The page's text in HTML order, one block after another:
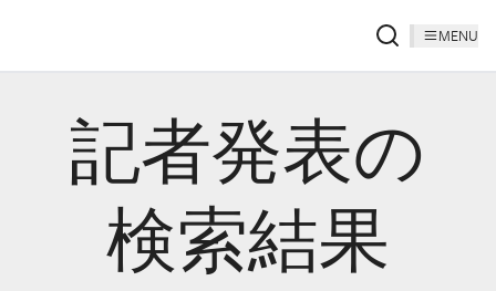
MENU
記者発表の
検索結果